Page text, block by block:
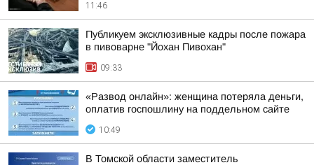
11:46
Публикуем эксклюзивные кадры после пожара
в пивоварне "Йохан Пивохан"
09:33
«Развод онлайн»: женщина потеряла деньги,
оплатив госпошлину на поддельном сайте
10:49
В Томской области заместитель